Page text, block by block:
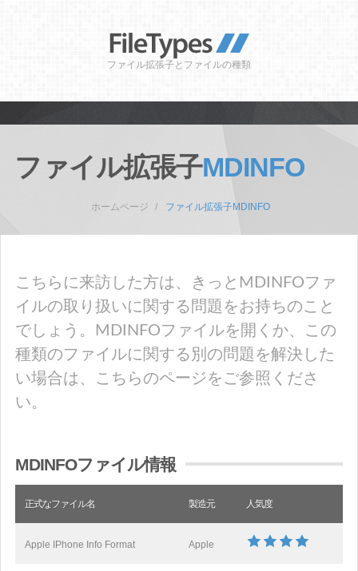
ファイル拡張子とファイルの種類
ファイル拡張子MDINFO
ホームページ ファイル拡張子MDINFO
こちらに来訪した方は、きっとMDINFOファ
イルの取り扱いに関する問題をお持ちのこと
でしょう。MDINFOファイルを開くか、この
種類のファイルに関する別の問題を解決した
い場合は、こちらのページをご参照くださ
い。
MDINFOファイル情報
正式なファイル名 製造元 人気度
Apple IPhone Info Format Apple